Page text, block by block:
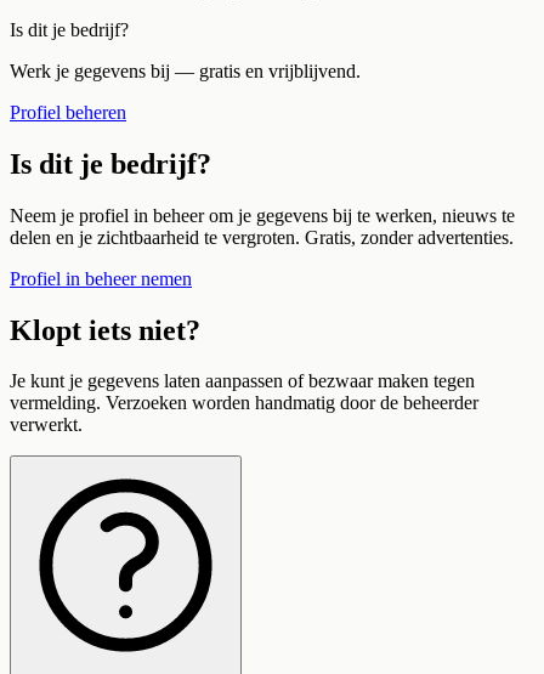
Is dit je bedrijf?
Werk je gegevens bij — gratis en vrijblijvend.
Profiel beheren
Is dit je bedrijf?
Neem je profiel in beheer om je gegevens bij te werken, nieuws te
delen en je zichtbaarheid te vergroten. Gratis, zonder advertenties.
Profiel in beheer nemen
Klopt iets niet?
Je kunt je gegevens laten aanpassen of bezwaar maken tegen
vermelding. Verzoeken worden handmatig door de beheerder
verwerkt.